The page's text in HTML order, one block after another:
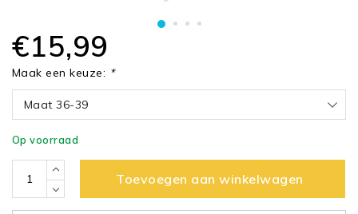
€15,99
Maak een keuze: *
Maat 36-39
Op voorraad
Toevoegen aan winkelwagen